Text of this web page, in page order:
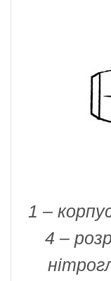
1 –
4 –